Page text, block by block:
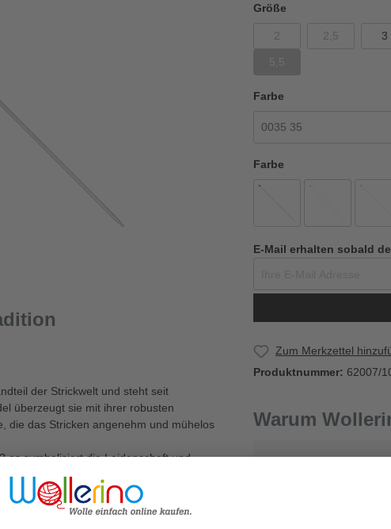
der Strickwelt und steht seit
überzeugt sie mit ihrer robusten
die das Stricken angenehm und mühelos
es symbolisiert die Leidenschaft und
kleine Strickprojekte, diese
Handarbeitsmomente.
addi Jackenstricknadel, einem zeitlosen
Größe
2 2,5 3
Farbe
Farbe
E-Mail erhalten sobald
Zum Merkzettel
Produktnummer: 62007/
Warum